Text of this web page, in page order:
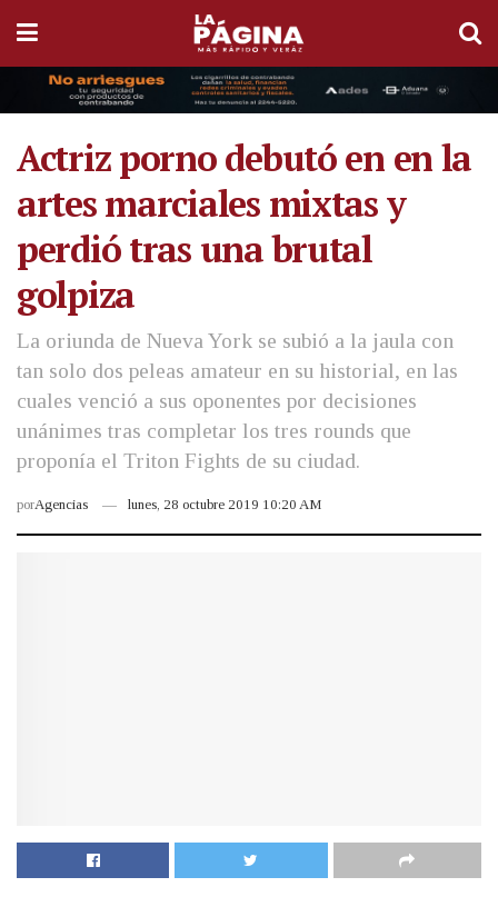
Actriz porno debutó en en la
artes marciales mixtas y
perdió tras una brutal
golpiza
La oriunda de Nueva York se subió a la jaula con
tan solo dos peleas amateur en su historial, en las
cuales venció a sus oponentes por decisiones
unánimes tras completar los tres rounds que
proponía el Triton Fights de su ciudad.
porAgencias lunes, 28 octubre 2019 10:20 AM